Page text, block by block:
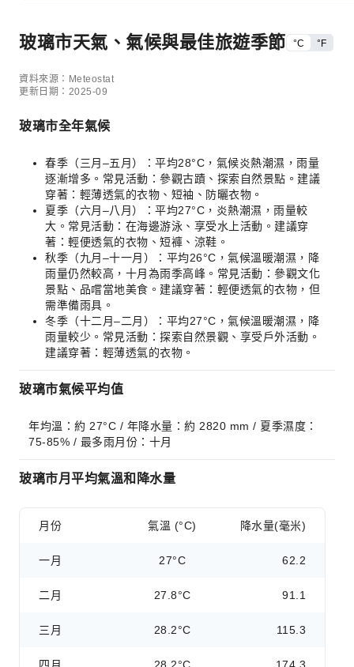
玻璃市天氣、氣候與最佳旅遊季節 °C °F
資料來源：Meteostat
更新日期：2025-09
玻璃市全年氣候
春季（三月–五月）：平均28°C，氣候炎熱潮濕，雨量
逐漸增多。常見活動：參觀古蹟、探索自然景點。建議
穿著：輕薄透氣的衣物、短袖、防曬衣物。
夏季（六月–八月）：平均27°C，炎熱潮濕，雨量較
大。常見活動：在海邊游泳、享受水上活動。建議穿
著：輕便透氣的衣物、短褲、涼鞋。
秋季（九月–十一月）：平均26°C，氣候溫暖潮濕，降
雨量仍然較高，十月為雨季高峰。常見活動：參觀文化
景點、品嚐當地美食。建議穿著：輕便透氣的衣物，但
需準備雨具。
冬季（十二月–二月）：平均27°C，氣候溫暖潮濕，降
雨量較少。常見活動：探索自然景觀、享受戶外活動。
建議穿著：輕薄透氣的衣物。
玻璃市氣候平均值
年均溫：約 27°C / 年降水量：約 2820 mm / 夏季濕度：
75-85% / 最多雨月份：十月
玻璃市月平均氣溫和降水量
月份 氣溫 (°C) 降水量(毫米)
一月 27°C 62.2
二月 27.8°C 91.1
三月 28.2°C 115.3